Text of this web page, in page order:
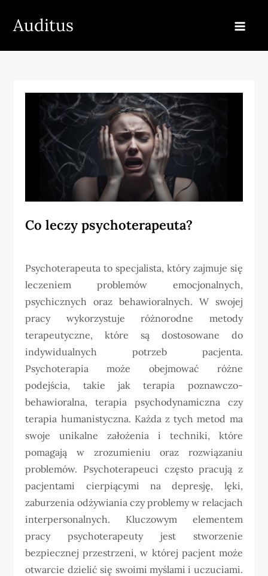
Auditus
Co leczy psychoterapeuta?
Psychoterapeuta to specjalista, który zajmuje się
leczeniem problemów emocjonalnych,
psychicznych oraz behawioralnych. W swojej
pracy wykorzystuje różnorodne metody
terapeutyczne, które są dostosowane do
indywidualnych potrzeb pacjenta.
Psychoterapia może obejmować różne
podejścia, takie jak terapia poznawczo-
behawioralna, terapia psychodynamiczna czy
terapia humanistyczna. Każda z tych metod ma
swoje unikalne założenia i techniki, które
pomagają w zrozumieniu oraz rozwiązaniu
problemów. Psychoterapeuci często pracują z
pacjentami cierpiącymi na depresję, lęki,
zaburzenia odżywiania czy problemy w relacjach
interpersonalnych. Kluczowym elementem
pracy psychoterapeuty jest stworzenie
bezpiecznej przestrzeni, w której pacjent może
otwarcie dzielić się swoimi myślami i uczuciami.